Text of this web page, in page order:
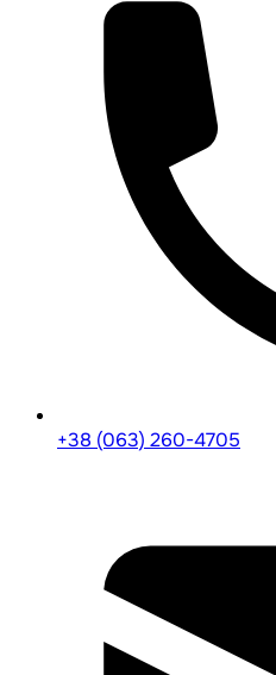
+38 (063) 260-4705